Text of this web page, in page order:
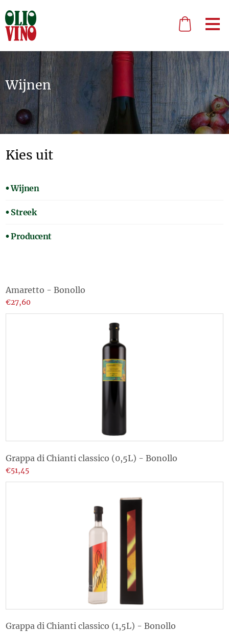
Wijnen
Kies uit
Wijnen
Streek
Producent
Amaretto - Bonollo
€27,60
Grappa di Chianti classico (0,5L) - Bonollo
€51,45
Grappa di Chianti classico (1,5L) - Bonollo